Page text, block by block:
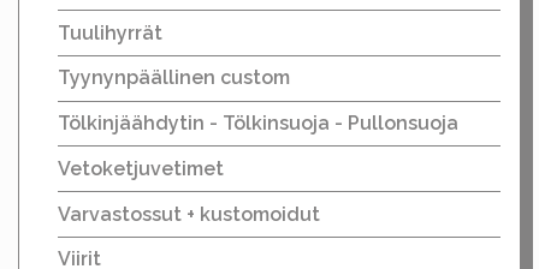
Tuulihyrrät
Tyynynpäällinen custom
Tölkinjäähdytin - Tölkinsuoja - Pullonsuoja
Vetoketjuvetimet
Varvastossut + kustomoidut
Viirit